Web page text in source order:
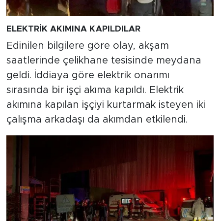
ELEKTRİK AKIMINA KAPILDILAR
Edinilen bilgilere göre olay, akşam
saatlerinde çelikhane tesisinde meydana
geldi. İddiaya göre elektrik onarımı
sırasında bir işçi akıma kapıldı. Elektrik
akımına kapılan işçiyi kurtarmak isteyen iki
çalışma arkadaşı da akımdan etkilendi.